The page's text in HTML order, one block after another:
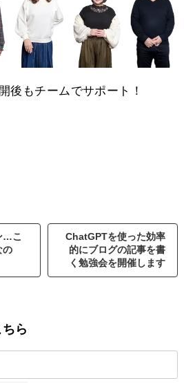
後もチームでサポート！
…こ
の
ChatGPTを使った効率
的にブログの記事を書
く勉強会を開催します
ら